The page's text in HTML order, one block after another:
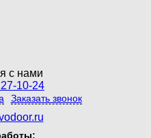
с нами
10-24
Заказать звонок